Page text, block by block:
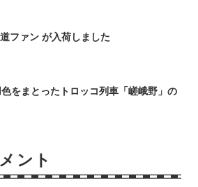
ファン が入荷しました
をまとったトロッコ列車「嵯峨野」の
ント